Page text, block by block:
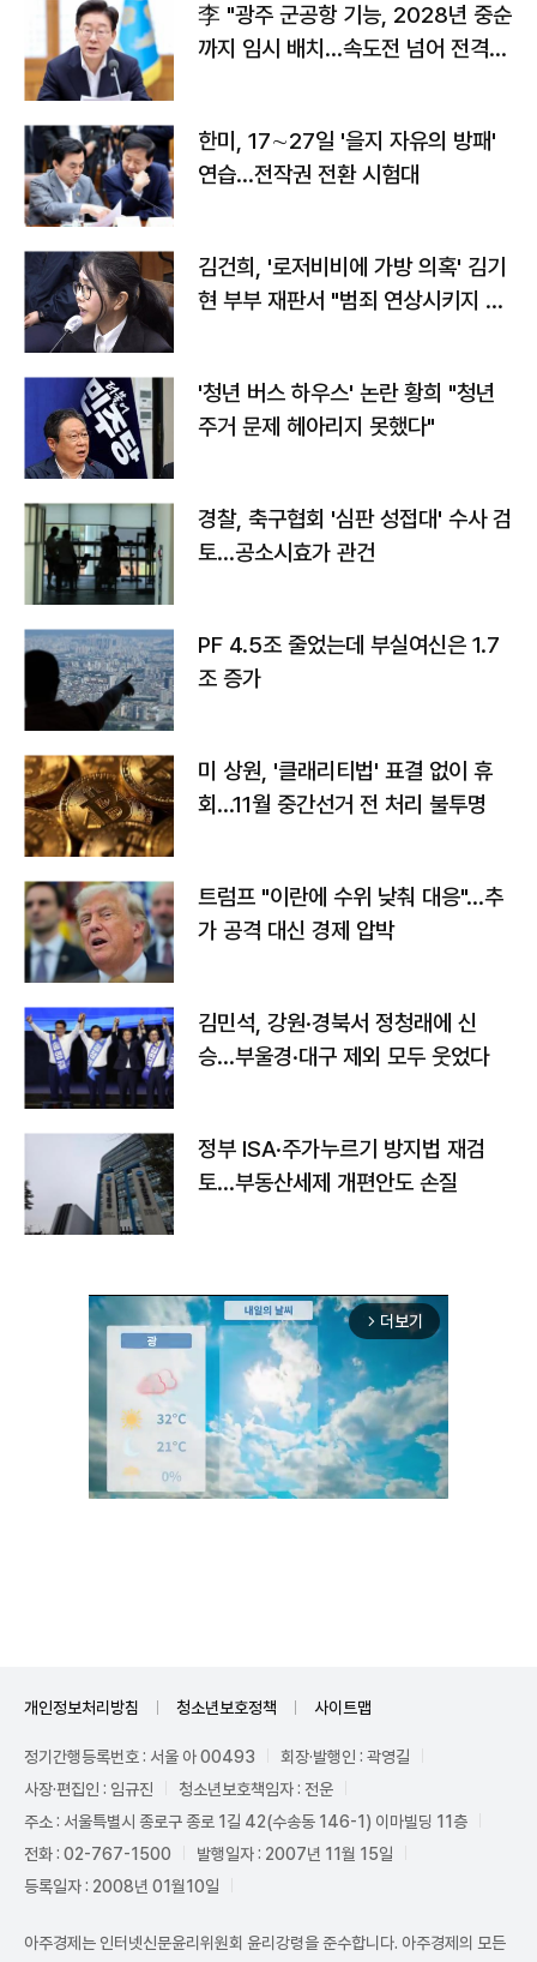
李 "광주 군공항 기능, 2028년 중순
까지 임시 배치…속도전 넘어 전격
한미, 17∼27일 '을지 자유의 방패'
연습…전작권 전환 시험대
김건희, '로저비비에 가방 의혹' 김기
현 부부 재판서 "범죄 연상시키지 말
'청년 버스 하우스' 논란 황희 "청년
주거 문제 헤아리지 못했다"
경찰, 축구협회 '심판 성접대' 수사 검
토…공소시효가 관건
PF 4.5조 줄었는데 부실여신은 1.7
조 증가
미 상원, '클래리티법' 표결 없이 휴
회…11월 중간선거 전 처리 불투명
트럼프 "이란에 수위 낮춰 대응"…추
가 공격 대신 경제 압박
김민석, 강원·경북서 정청래에 신
승…부울경·대구 제외 모두 웃었다
정부 ISA·주가누르기 방지법 재검
토…부동산세제 개편안도 손질
arrow_forward_ios 더보기
개인정보처리방침 청소년보호정책 사이트맵
정기간행등록번호 : 서울 아 00493
회장·발행인 : 곽영길
사장·편집인 : 임규진
청소년보호책임자 : 전운
주소 : 서울특별시 종로구 종로 1길 42(수송동 146-1) 이마빌딩 11층
전화 : 02-767-1500
발행일자 : 2007년 11월 15일
등록일자 : 2008년 01월10일
아주경제는 인터넷신문윤리위원회 윤리강령을 준수합니다. 아주경제의 모든